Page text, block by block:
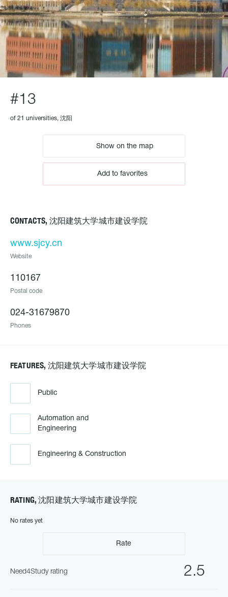
#13
of 21 universities, 沈阳
Show on the map
Add to favorites
CONTACTS, 沈阳建筑大学城市建设学院
www.sjcy.cn
Website
110167
Postal code
024-31679870
Phones
FEATURES, 沈阳建筑大学城市建设学院
Public
Automation and
Engineering
Engineering & Construction
RATING, 沈阳建筑大学城市建设学院
No rates yet
Rate
2.5
Need4Study rating